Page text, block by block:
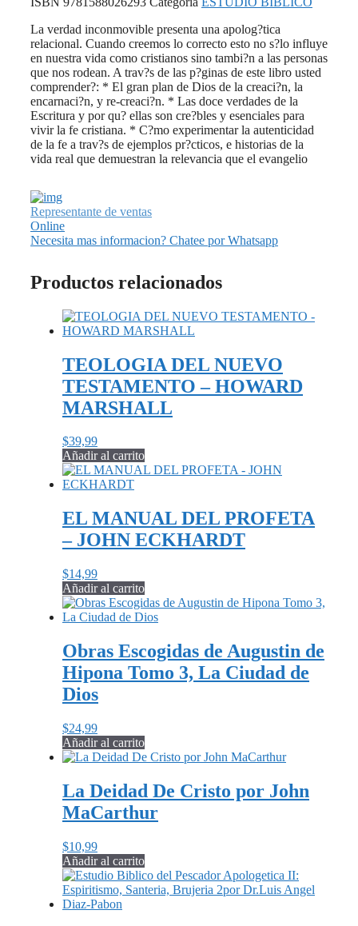
La verdad inconmovible presenta una apolog?tica
relacional. Cuando creemos lo correcto esto no s?lo influye
en nuestra vida como cristianos sino tambi?n a las personas
que nos rodean. A trav?s de las p?ginas de este libro usted
comprender?: * El gran plan de Dios de la creaci?n, la
encarnaci?n, y re-creaci?n. * Las doce verdades de la
Escritura y por qu? ellas son cre?bles y esenciales para
vivir la fe cristiana. * C?mo experimentar la autenticidad
de la fe a trav?s de ejemplos pr?cticos, e historias de la
vida real que demuestran la relevancia que el evangelio
Representante de ventas
Online
Necesita mas informacion? Chatee por Whatsapp
Productos relacionados
TEOLOGIA DEL NUEVO
TESTAMENTO – HOWARD
MARSHALL
$39,99
Añadir al carrito
EL MANUAL DEL PROFETA
– JOHN ECKHARDT
$14,99
Añadir al carrito
Obras Escogidas de Augustin de
Hipona Tomo 3, La Ciudad de
Dios
$24,99
Añadir al carrito
La Deidad De Cristo por John
MaCarthur
$10,99
Añadir al carrito